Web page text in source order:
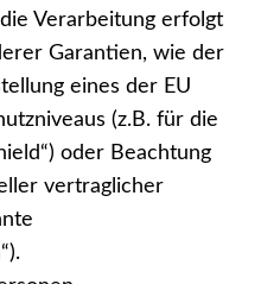
Verarbeitung erfolgt
Garantien, wie der
eines der EU
(z.B. für die
oder Beachtung
vertraglicher